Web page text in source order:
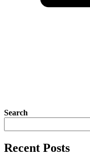
Search
Recent Posts